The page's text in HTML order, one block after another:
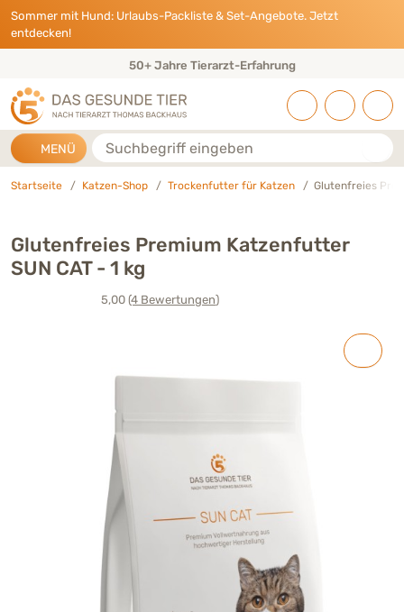
Direkt zu:
INHALT
HAUPTMENÜ
FOOTER
Sommer mit Hund: Urlaubs-Packliste & Set-Angebote. Jetzt
entdecken!
50+ Jahre Tierarzt-Erfahrung
MENÜ Suche
Startseite Katzen-Shop Trockenfutter für Katzen Glutenfreies
Glutenfreies Premium Katzenfutter
SUN CAT - 1 kg
5,00(4 Bewertungen)